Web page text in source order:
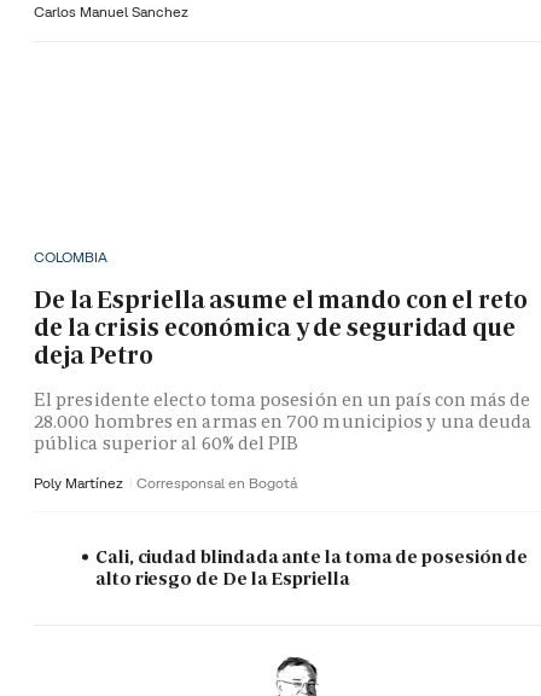
Carlos Manuel Sanchez
COLOMBIA
De la Espriella asume el mando con el reto
de la crisis económica y de seguridad que
deja Petro
El presidente electo toma posesión en un país con más de
28.000 hombres en armas en 700 municipios y una deuda
pública superior al 60% del PIB
Poly Martínez Corresponsal en Bogotá
Cali, ciudad blindada ante la toma de posesión de
alto riesgo de De la Espriella